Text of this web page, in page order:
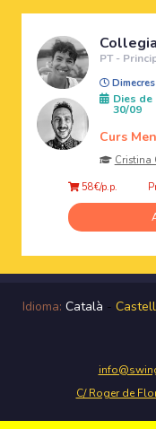
PT -
Dies de
30/09
Curs
Cristina
58€/p.p.
Idioma: Català -
C/ Roger de